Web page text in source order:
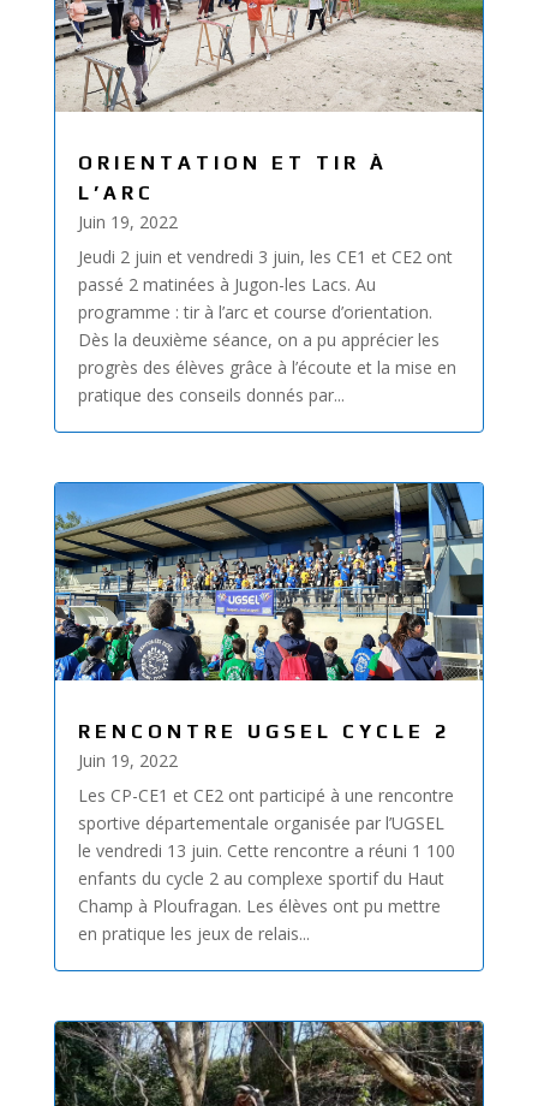
ORIENTATION ET TIR À
L’ARC
Juin 19, 2022
Jeudi 2 juin et vendredi 3 juin, les CE1 et CE2 ont
passé 2 matinées à Jugon-les Lacs. Au
programme : tir à l’arc et course d’orientation.
Dès la deuxième séance, on a pu apprécier les
progrès des élèves grâce à l’écoute et la mise en
pratique des conseils donnés par...
RENCONTRE UGSEL CYCLE 2
Juin 19, 2022
Les CP-CE1 et CE2 ont participé à une rencontre
sportive départementale organisée par l’UGSEL
le vendredi 13 juin. Cette rencontre a réuni 1 100
enfants du cycle 2 au complexe sportif du Haut
Champ à Ploufragan. Les élèves ont pu mettre
en pratique les jeux de relais...